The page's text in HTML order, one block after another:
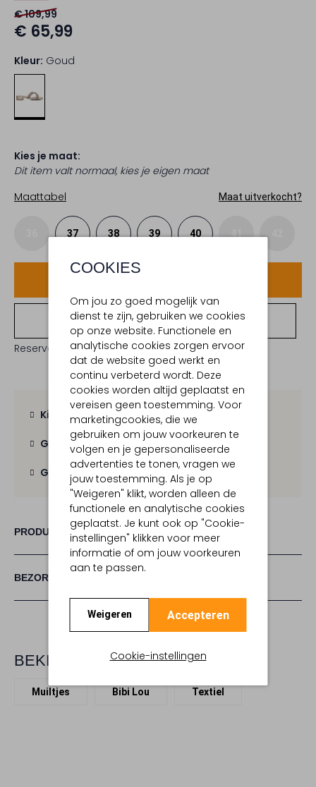
COOKIES
Om jou zo goed mogelijk van
dienst te zijn, gebruiken we cookies
op onze website. Functionele en
analytische cookies zorgen ervoor
dat de website goed werkt en
continu verbeterd wordt. Deze
cookies worden altijd geplaatst en
vereisen geen toestemming. Voor
marketingcookies, die we
gebruiken om jouw voorkeuren te
volgen en je gepersonaliseerde
advertenties te tonen, vragen we
jouw toestemming. Als je op
"Weigeren" klikt, worden alleen de
functionele en analytische cookies
geplaatst. Je kunt ook op "Cookie-
instellingen" klikken voor meer
informatie of om jouw voorkeuren
aan te passen.
Weigeren Accepteren
Cookie-instellingen
€ 109,99
€ 65,99
Kleur: Goud
Kies je maat:
Dit item valt normaal, kies je eigen maat
Maattabel
Maat uitverkocht?
37 38 39 40 41
Bekijk winkelvoorraad
Reserveer direct in een van onze 19 boutiques
Kies zelf je bezorgmoment
Gratis verzending vanaf € 100,-
Gratis retour binnen 30 dagen
PRODUCT INFORMATIE
BEZORGEN & RETOURNEREN
BEKIJK MEER
Muiltjes Bibi Lou Textiel